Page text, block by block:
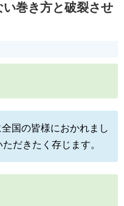
巻き方と破裂させ
国の皆様におかれまし
だきたく存じます。